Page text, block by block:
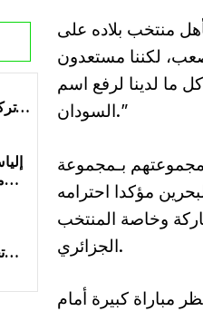
منتخب بلاده على
لكننا مستعدون
ما لدينا لرفع اسم
السودان.”
بـمجموعة
مؤكدا احترامه
وخاصة المنتخب
الجزائري.
مباراة كبيرة أمام